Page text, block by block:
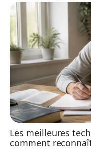
Les meilleures
comment